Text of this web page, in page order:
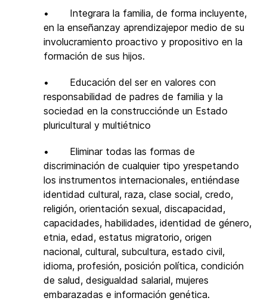
• Integrara la familia, de forma incluyente,
en la enseñanzay aprendizajepor medio de su
involucramiento proactivo y propositivo en la
formación de sus hijos.
• Educación del ser en valores con
responsabilidad de padres de familia y la
sociedad en la construcciónde un Estado
pluricultural y multiétnico
• Eliminar todas las formas de
discriminación de cualquier tipo yrespetando
los instrumentos internacionales, entiéndase
identidad cultural, raza, clase social, credo,
religión, orientación sexual, discapacidad,
capacidades, habilidades, identidad de género,
etnia, edad, estatus migratorio, origen
nacional, cultural, subcultura, estado civil,
idioma, profesión, posición política, condición
de salud, desigualdad salarial, mujeres
embarazadas e información genética.